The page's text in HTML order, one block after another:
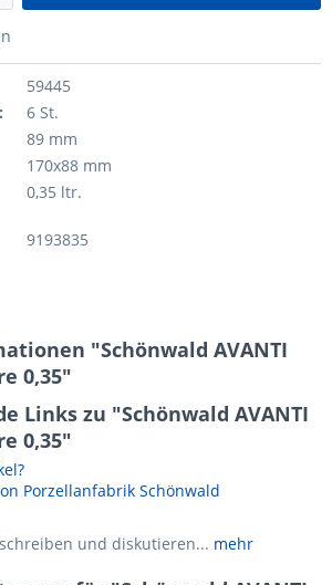
59445
6 St.
89 mm
170x88 mm
0,35 ltr.
9193835
"Schönwald AVANTI
0,35"
Links zu "Schönwald AVANTI
0,35"
Porzellanfabrik Schönwald
und diskutieren... mehr